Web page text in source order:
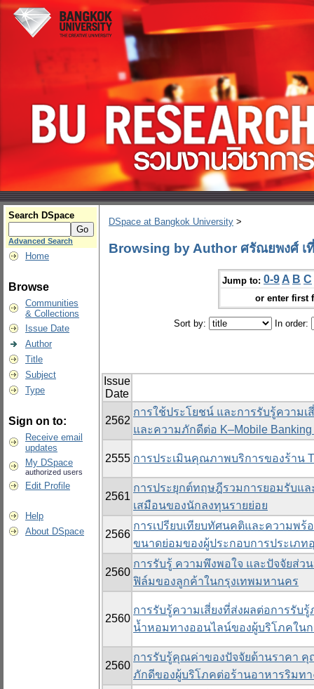
Search DSpace
Advanced Search
Home
Browse
Communities
& Collections
Issue Date
Author
Title
Subject
Type
Sign on to:
Receive email
updates
My DSpace
authorized users
Edit Profile
Help
About DSpace
DSpace at Bangkok University >
Browsing by Author ศรัณยพงศ์ เ
Jump to: 0-9 A B C
or enter first
Sort by: In order:
Issue
Date
2562
การใช้ประโยชน์ และการรับรู้ความเ
และความภักดีต่อ K–Mobile
2555 การประเมินคุณภาพบริการของร้าน
2561
การประยุกต์ทฤษฎีรวมการยอมรับแ
เสมือนของนักลงทุนรายย่อย
2566
การเปรียบเทียบทัศนคติและความพ
ขนาดย่อมของผู้ประกอบการประเภ
2560
การรับรู้ ความพึงพอใจ และปัจจัยส่
ฟิล์มของลูกค้าในกรุงเทพมหานคร
2560
การรับรู้ความเสี่ยงที่ส่งผลต่อการรับ
น้ำหอมทางออนไลน์ของผู้บริโภคใน
2560
การรับรู้คุณค่าของปัจจัยด้านราคา
ภักดีของผู้บริโภคต่อร้านอาหารริมทา